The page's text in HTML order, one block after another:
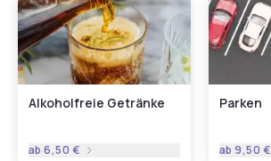
Alkoholfreie Getränke
ab6,50 €
Parken
ab9,50 €